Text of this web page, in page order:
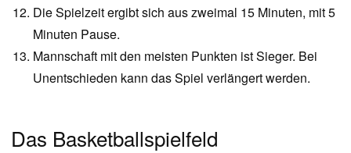
Die Spielzeit ergibt sich aus zweimal 15 Minuten, mit 5
Minuten Pause.
Mannschaft mit den meisten Punkten ist Sieger. Bei
Unentschieden kann das Spiel verlängert werden.
Das Basketballspielfeld